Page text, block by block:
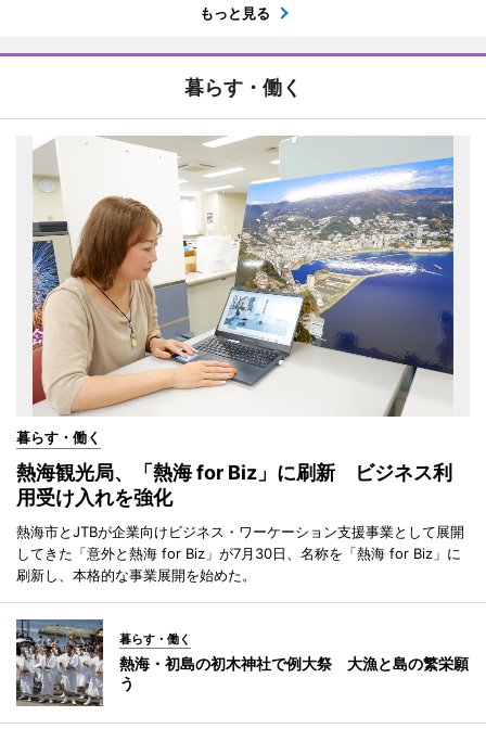
もっと見る
暮らす・働く
暮らす・働く
熱海観光局、「熱海 for Biz」に刷新 ビジネス利
用受け入れを強化
熱海市とJTBが企業向けビジネス・ワーケーション支援事業として展開
してきた「意外と熱海 for Biz」が7月30日、名称を「熱海 for Biz」に
刷新し、本格的な事業展開を始めた。
暮らす・働く
熱海・初島の初木神社で例大祭 大漁と島の繁栄願
う